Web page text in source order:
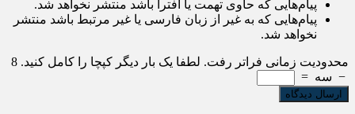
پیام‌هایی که حاوی تهمت یا افترا باشد منتشر نخواهد شد.
پیام‌هایی که به غیر از زبان فارسی یا غیر مرتبط باشد منتشر
نخواهد شد.
محدودیت زمانی فراتر رفت. لطفا یک بار دیگر کپچا را کامل کنید. 8
− سه =